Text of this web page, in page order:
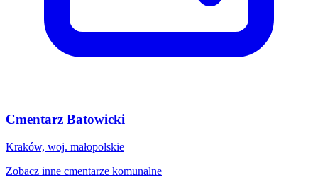
Cmentarz Batowicki
Kraków, woj. małopolskie
Zobacz inne cmentarze komunalne